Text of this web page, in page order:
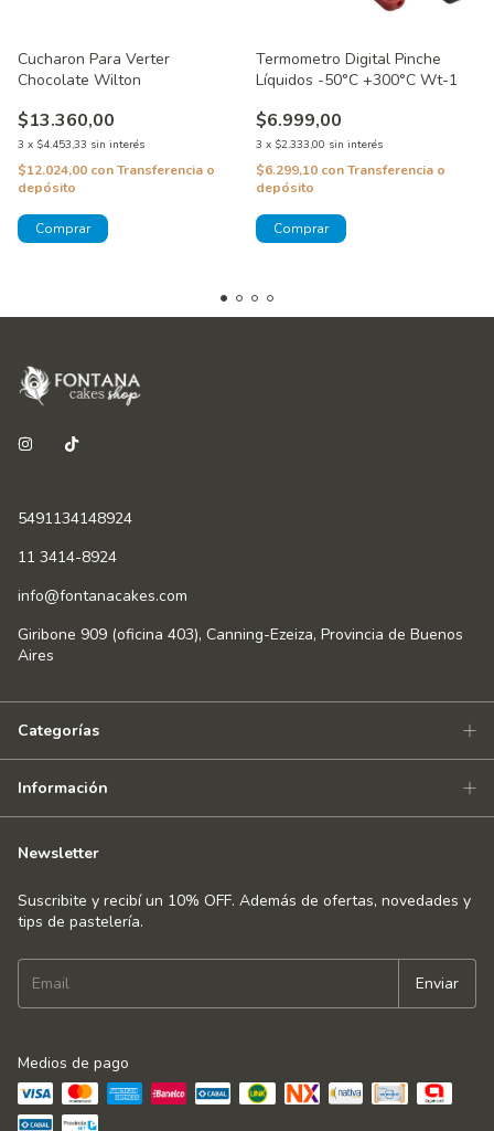
Cucharon Para Verter
Chocolate Wilton
$13.360,00
3 x $4.453,33 sin interés
$12.024,00 conTransferencia o
depósito
Termometro Digital Pinche
Líquidos -50°C +300°C Wt-1
$6.999,00
3 x $2.333,00 sin interés
$6.299,10 conTransferencia o
depósito
5491134148924
11 3414-8924
info@fontanacakes.com
Giribone 909 (oficina 403), Canning-Ezeiza, Provincia de Buenos
Aires
Categorías
Información
Newsletter
Suscribite y recibí un 10% OFF. Además de ofertas, novedades y
tips de pastelería.
Medios de pago